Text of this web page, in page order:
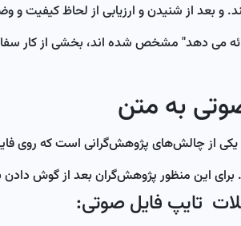
و بعد از شنیدن و ارزیابی از لحاظ کیفیت و
ارائه می دهد" مشخص شده اند، بخشی از کار
به متن
از چالش‌های پژوهش‌گرانی است که روی
برای این منظور پژوهش‌گران بعد از گوش دادن
تایپ فایل صوتی: